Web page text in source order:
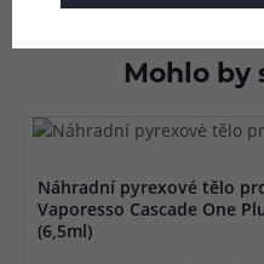
Mohlo by
Náhradní pyrexové tělo
Vaporesso Cascade One
(6,5ml)